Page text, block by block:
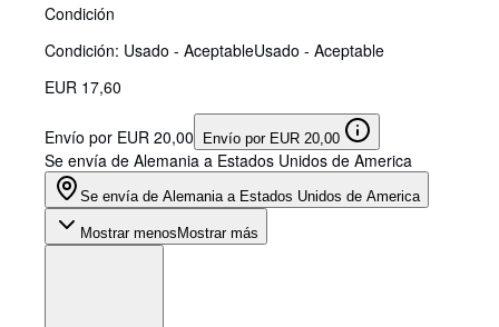
Condición
Condición: Usado - AceptableUsado - Aceptable
EUR 17,60
Envío por EUR 20,00 Envío por EUR 20,00
Se envía de Alemania a Estados Unidos de America
Se envía de Alemania a Estados Unidos de America
Mostrar menos Mostrar más